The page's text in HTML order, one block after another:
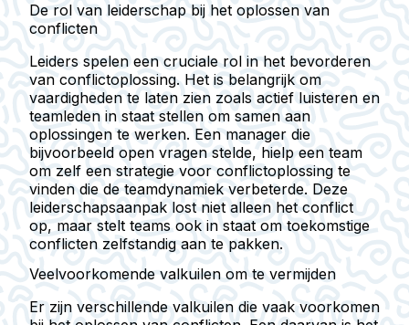
De rol van leiderschap bij het oplossen van
conflicten
Leiders spelen een cruciale rol in het bevorderen
van conflictoplossing. Het is belangrijk om
vaardigheden te laten zien zoals actief luisteren en
teamleden in staat stellen om samen aan
oplossingen te werken. Een manager die
bijvoorbeeld open vragen stelde, hielp een team
om zelf een strategie voor conflictoplossing te
vinden die de teamdynamiek verbeterde. Deze
leiderschapsaanpak lost niet alleen het conflict
op, maar stelt teams ook in staat om toekomstige
conflicten zelfstandig aan te pakken.
Veelvoorkomende valkuilen om te vermijden
Er zijn verschillende valkuilen die vaak voorkomen